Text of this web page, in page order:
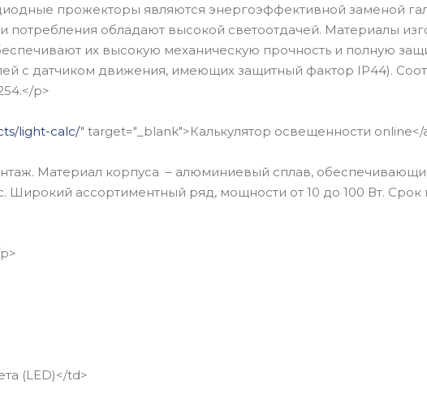
прожекторы являются энергоэффективной заменой
обладают высокой светоотдачей. Материалы
их высокую механическую прочность и полную
с датчиком движения, имеющих защитный фактор IP44).
p>
light-calc/" target="_blank">Калькулятор освещенности online</
Материал корпуса – алюминиевый сплав,
Широкий ассортиментный ряд, мощности от 10 до 100 Вт. Срок
(LED)</td>